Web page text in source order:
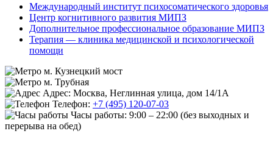
Международный институт психосоматического здоровья
Центр когнитивного развития МИПЗ
Дополнительное профессиональное образование МИПЗ
Терапия — клиника медицинской и психологической
помощи
м. Кузнецкий мост
м. Трубная
Адрес: Москва, Неглинная улица, дом 14/1А
Телефон: +7 (495) 120-07-03
Часы работы: 9:00 – 22:00 (без выходных и
перерыва на обед)